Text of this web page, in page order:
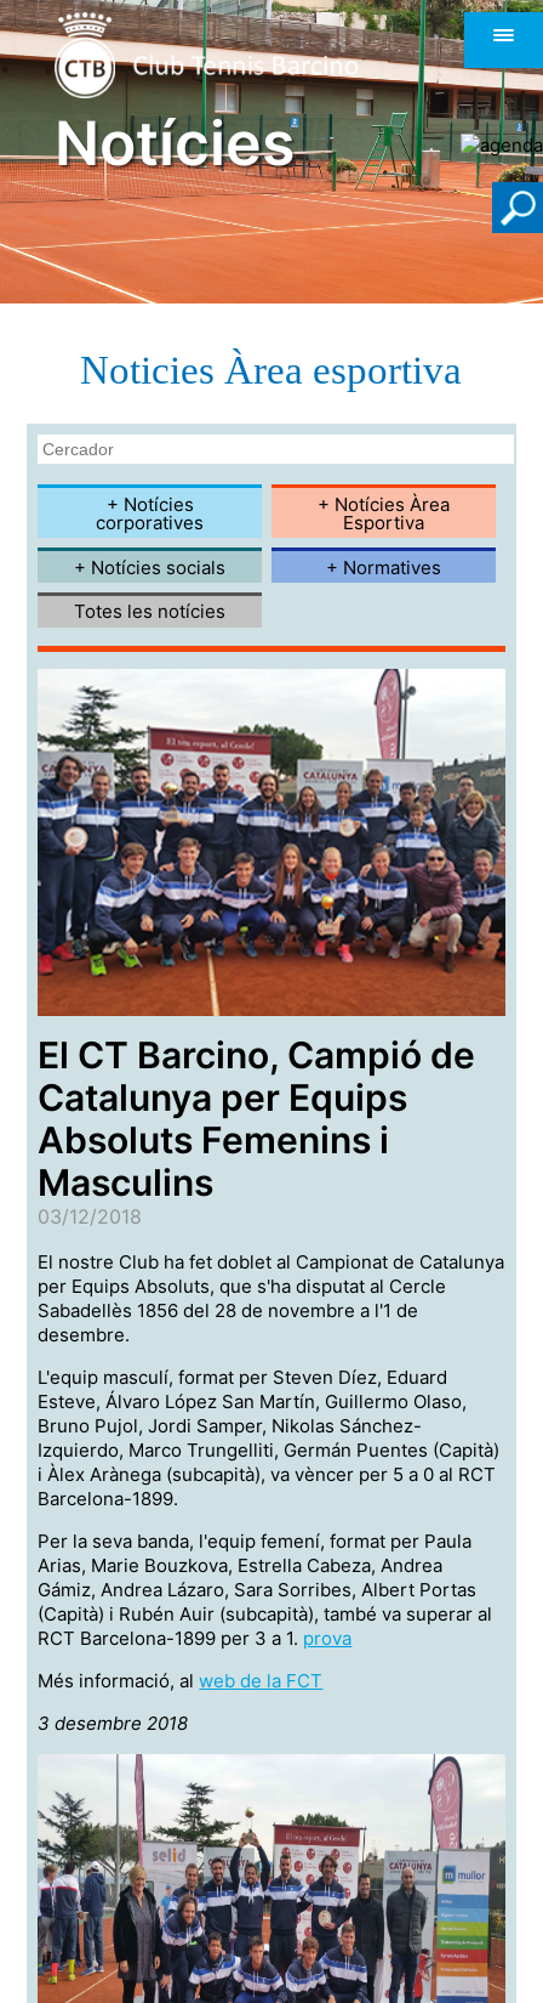
Notícies
Noticies Àrea esportiva
+ Notícies
corporatives
+ Notícies Àrea
Esportiva
+ Notícies socials
+ Normatives
Totes les notícies
El CT Barcino, Campió de
Catalunya per Equips
Absoluts Femenins i
Masculins
03/12/2018
El nostre Club ha fet doblet al Campionat de Catalunya
per Equips Absoluts, que s'ha disputat al Cercle
Sabadellès 1856 del 28 de novembre a l'1 de
desembre.
L'equip masculí, format per Steven Díez, Eduard
Esteve, Álvaro López San Martín, Guillermo Olaso,
Bruno Pujol, Jordi Samper, Nikolas Sánchez-
Izquierdo, Marco Trungelliti, Germán Puentes (Capità)
i Àlex Arànega (subcapità), va vèncer per 5 a 0 al RCT
Barcelona-1899.
Per la seva banda, l'equip femení, format per Paula
Arias, Marie Bouzkova, Estrella Cabeza, Andrea
Gámiz, Andrea Lázaro, Sara Sorribes, Albert Portas
(Capità) i Rubén Auir (subcapità), també va superar al
RCT Barcelona-1899 per 3 a 1. prova
Més informació, alweb de la FCT
3 desembre 2018